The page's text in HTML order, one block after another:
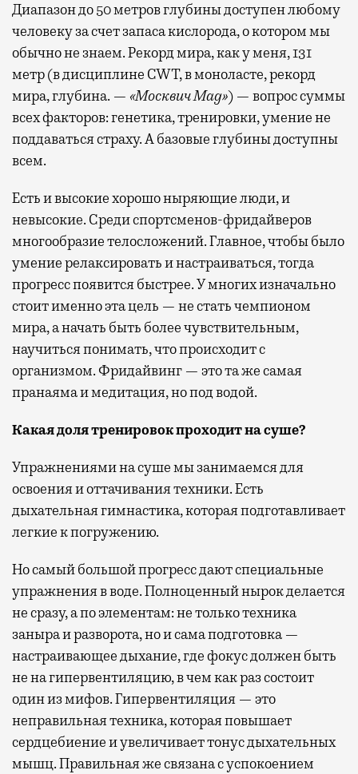
Диапазон до 50 метров глубины доступен любому
человеку за счет запаса кислорода, о котором мы
обычно не знаем. Рекорд мира, как у меня, 131
метр (в дисциплине CWT, в моноласте, рекорд
мира, глубина. — «Москвич Mag») — вопрос суммы
всех факторов: генетика, тренировки, умение не
поддаваться страху. А базовые глубины доступны
всем.
Есть и высокие хорошо ныряющие люди, и
невысокие. Среди спортсменов-фридайверов
многообразие телосложений. Главное, чтобы было
умение релаксировать и настраиваться, тогда
прогресс появится быстрее. У многих изначально
стоит именно эта цель — не стать чемпионом
мира, а начать быть более чувствительным,
научиться понимать, что происходит с
организмом. Фридайвинг — это та же самая
пранаяма и медитация, но под водой.
Какая доля тренировок проходит на суше?
Упражнениями на суше мы занимаемся для
освоения и оттачивания техники. Есть
дыхательная гимнастика, которая подготавливает
легкие к погружению.
Но самый большой прогресс дают специальные
упражнения в воде. Полноценный нырок делается
не сразу, а по элементам: не только техника
заныра и разворота, но и сама подготовка —
настраивающее дыхание, где фокус должен быть
не на гипервентиляцию, в чем как раз состоит
один из мифов. Гипервентиляция — это
неправильная техника, которая повышает
сердцебиение и увеличивает тонус дыхательных
мышц. Правильная же связана с успокоением